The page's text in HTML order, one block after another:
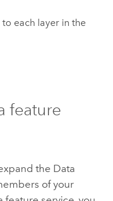
each layer in the
feature
the Data
of your